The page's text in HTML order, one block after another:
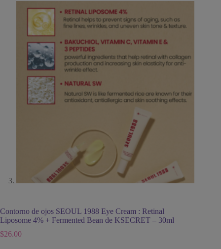
Contorno de ojos SEOUL 1988 Eye Cream : Retinal
Liposome 4% + Fermented Bean de KSECRET – 30ml
$26.00